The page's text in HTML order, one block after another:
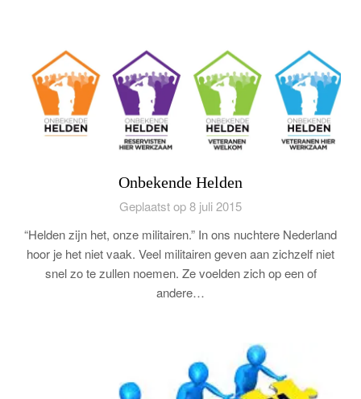
Onbekende Helden
Geplaatst op 8 juli 2015
“Helden zijn het, onze militairen.” In ons nuchtere Nederland
hoor je het niet vaak. Veel militairen geven aan zichzelf niet
snel zo te zullen noemen. Ze voelden zich op een of
andere…